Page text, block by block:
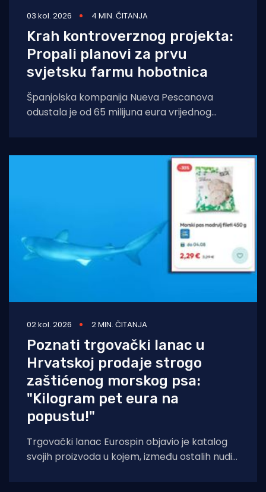
03 kol. 2026 4 MIN. ČITANJA
Krah kontroverznog projekta:
Propali planovi za prvu
svjetsku farmu hobotnica
Španjolska kompanija Nueva Pescanova
odustala je od 65 milijuna eura vrijednog
02 kol. 2026 2 MIN. ČITANJA
Poznati trgovački lanac u
Hrvatskoj prodaje strogo
zaštićenog morskog psa:
"Kilogram pet eura na
popustu!"
Trgovački lanac Eurospin objavio je katalog
svojih proizvoda u kojem, između ostalih nudi